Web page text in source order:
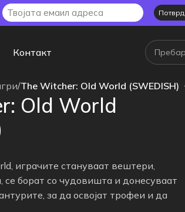
Контакт
/The Witcher: Old World (SWEDISH)
Old World
играчите стануваат вештери,
се борат со чудовишта и донесуваат
за да освојат трофеи и да